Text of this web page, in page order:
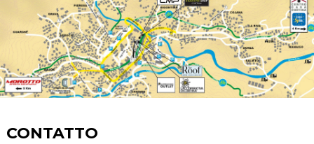
CONTATTO